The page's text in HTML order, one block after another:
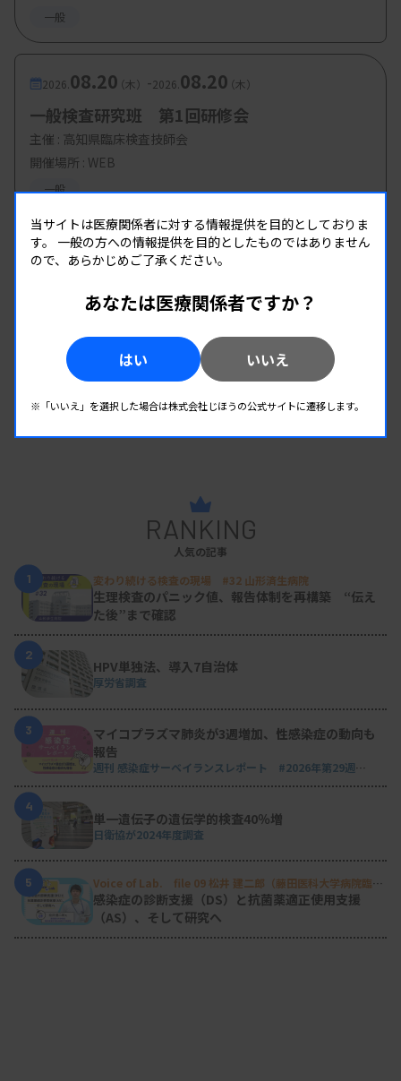
一般
2026. 08.20（木） -2026. 08.20（木）
一般検査研究班 第1回研修会
主催 : 高知県臨床検査技師会
開催場所 : WEB
一般
RANKING
人気の記事
1
変わり続ける検査の現場 #32 山形済生病院
生理検査のパニック値、報告体制を再構築 “伝え
た後”まで確認
2
HPV単独法、導入7自治体
厚労省調査
3
マイコプラズマ肺炎が3週増加、性感染症の動向も
報告
週刊 感染症サーベイランスレポート #2026年第29週
4
単一遺伝子の遺伝学的検査40％増
日衛協が2024年度調査
5
Voice of Lab. file 09 松井 建二郎（藤田医科大学病院臨床
検査部微生物遺伝子検査室）
感染症の診断支援（DS）と抗菌薬適正使用支援
（AS）、そして研究へ
当サイトは医療関係者に対する情報提供を目的としておりま
す。 一般の方への情報提供を目的としたものではありません
ので、あらかじめご了承ください。
あなたは医療関係者ですか？
はい いいえ
※「いいえ」を選択した場合は株式会社じほうの公式サイトに遷移します。